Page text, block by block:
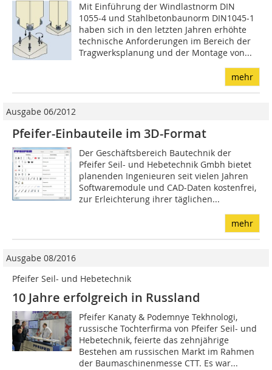
Mit Einführung der Windlastnorm DIN
1055-4 und Stahlbetonbaunorm DIN1045-1
haben sich in den letzten Jahren erhöhte
technische Anforderungen im Bereich der
Tragwerksplanung und der Montage von...
mehr
Ausgabe 06/2012
Pfeifer-Einbauteile im 3D-Format
Der Geschäftsbereich Bautechnik der
Pfeifer Seil- und Hebetechnik Gmbh bietet
planenden Ingenieuren seit vielen Jahren
Softwaremodule und CAD-Daten kostenfrei,
zur Erleichterung ihrer täglichen...
mehr
Ausgabe 08/2016
Pfeifer Seil- und Hebetechnik
10 Jahre erfolgreich in Russland
Pfeifer Kanaty & Podemnye Tekhnologi,
russische Tochterfirma von Pfeifer Seil- und
Hebetechnik, feierte das zehnjährige
Bestehen am russischen Markt im Rahmen
der Baumaschinenmesse CTT. Es war...